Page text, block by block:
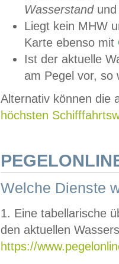
Wasserstandund
Liegt kein MHW
Karte ebenso mit
Ist der aktuelle
am Pegel vor,
Alternativ können die
höchsten
Welche Dienste
1. Eine tabellarische
den aktuellen
https://